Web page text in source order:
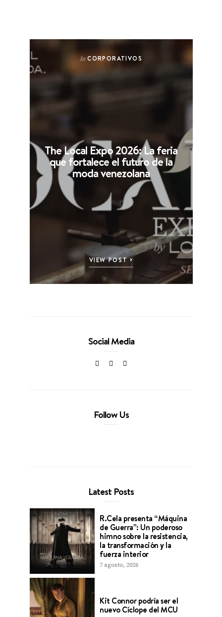
In CORPORATIVOS
The Local Expo 2026: La feria
que fortalece el futuro de la
moda venezolana
VIEW POST
Social Media
Follow Us
Latest Posts
R.Cela presenta “Máquina
de Guerra”: Un poderoso
himno sobre la resistencia,
la transformación y la
fuerza interior
7 agosto, 2026
Kit Connor podría ser el
nuevo Cíclope del MCU